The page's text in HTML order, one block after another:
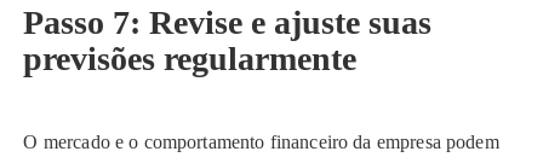
Passo 7: Revise e ajuste suas
previsões regularmente
O mercado e o comportamento financeiro da empresa podem